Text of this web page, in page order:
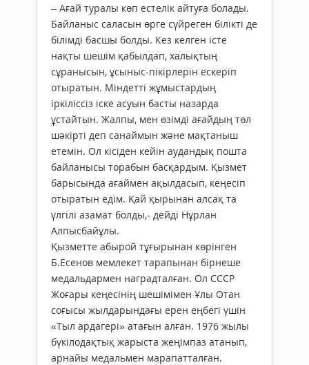
– Ағай туралы көп естелік айтуға болады.
Байланыс саласын өрге сүйреген білікті де
білімді басшы болды. Кез келген істе
нақты шешім қабылдап, халықтың
сұранысын, ұсыныс-пікірлерін ескеріп
отыратын. Міндетті жұмыстардың
іркіліссіз іске асуын басты назарда
ұстайтын. Жалпы, мен өзімді ағайдың төл
шәкірті деп санаймын және мақтаныш
етемін. Ол кісіден кейін аудандық пошта
байланысы торабын басқардым. Қызмет
барысында ағаймен ақылдасып, кеңесіп
отыратын едім. Қай қырынан алсақ та
үлгілі азамат болды,- дейді Нұрлан
Алпысбайұлы.
Қызметте абырой тұғырынан көрінген
Б.Есенов мемлекет тарапынан бірнеше
медальдармен наградталған. Ол СССР
Жоғары кеңесінің шешімімен Ұлы Отан
соғысы жылдарындағы ерен еңбегі үшін
«Тыл ардагері» атағын алған. 1976 жылы
бүкілодақтық жарыста жеңімпаз атанып,
арнайы медальмен марапатталған.